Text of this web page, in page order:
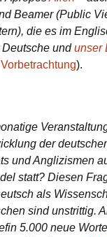
Beamer (Public
die es im
undunser
).
der
und Anglizismen
statt? Diesen
als
sind unstrittig.
5.000 neue Worte